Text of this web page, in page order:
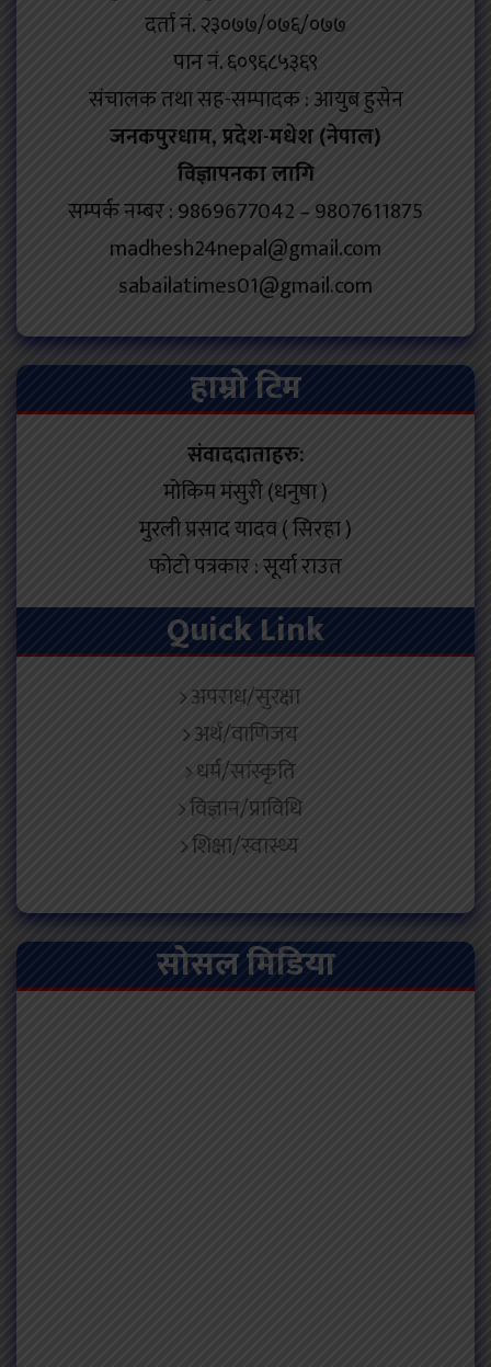
दर्ता नं. २३०७७/०७६/०७७
पान नं. ६०९६८५३६९
संचालक तथा सह-सम्पादक : आयुब हुसेन
जनकपुरधाम, प्रदेश-मधेश (नेपाल)
विज्ञापनका लागि
सम्पर्क नम्बर : 9869677042 – 9807611875
madhesh24nepal@gmail.com
sabailatimes01@gmail.com
हाम्रो टिम
संवाददाताहरु:
मोकिम मंसुरी (धनुषा )
मुरली प्रसाद यादव ( सिरहा )
फोटो पत्रकार : सूर्या राउत
Quick Link
अपराध/सुरक्षा
अर्थ/वाणिजय
धर्म/सांस्कृति
विज्ञान/प्राविधि
शिक्षा/स्वास्थ्य
सोसल मिडिया